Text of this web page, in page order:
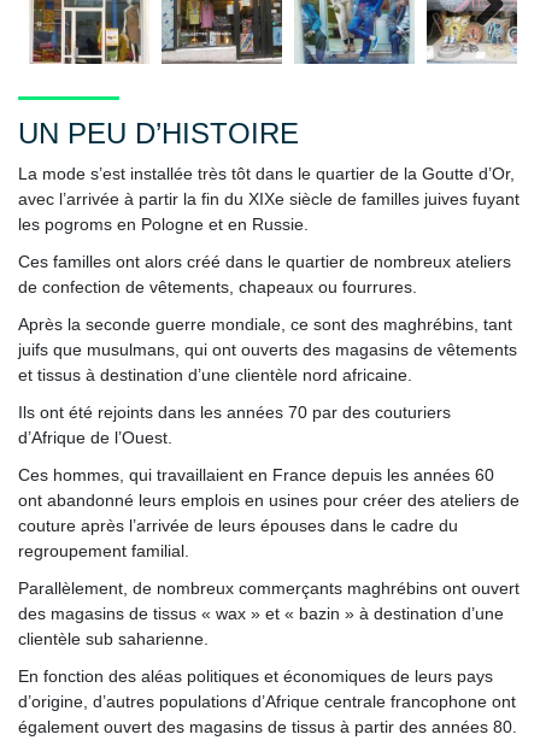
Next
UN PEU D’HISTOIRE
La mode s’est installée très tôt dans le quartier de la Goutte d’Or,
avec l’arrivée à partir la fin du XIXe siècle de familles juives fuyant
les pogroms en Pologne et en Russie.
Ces familles ont alors créé dans le quartier de nombreux ateliers
de confection de vêtements, chapeaux ou fourrures.
Après la seconde guerre mondiale, ce sont des maghrébins, tant
juifs que musulmans, qui ont ouverts des magasins de vêtements
et tissus à destination d’une clientèle nord africaine.
Ils ont été rejoints dans les années 70 par des couturiers
d’Afrique de l’Ouest.
Ces hommes, qui travaillaient en France depuis les années 60
ont abandonné leurs emplois en usines pour créer des ateliers de
couture après l’arrivée de leurs épouses dans le cadre du
regroupement familial.
Parallèlement, de nombreux commerçants maghrébins ont ouvert
des magasins de tissus « wax » et « bazin » à destination d’une
clientèle sub saharienne.
En fonction des aléas politiques et économiques de leurs pays
d’origine, d’autres populations d’Afrique centrale francophone ont
également ouvert des magasins de tissus à partir des années 80.